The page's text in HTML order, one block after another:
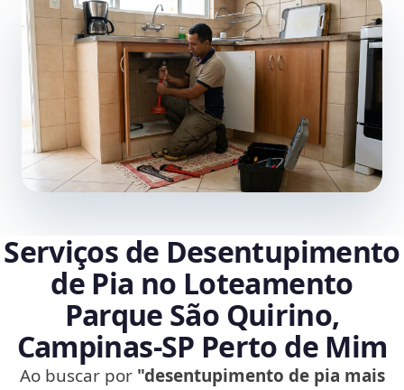
Serviços de Desentupimento
de Pia no Loteamento
Parque São Quirino,
Campinas‑SP Perto de Mim
Ao buscar por "desentupimento de pia mais